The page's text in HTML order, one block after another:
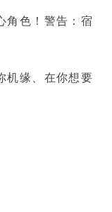
角色！警告：宿
机缘、在你想要